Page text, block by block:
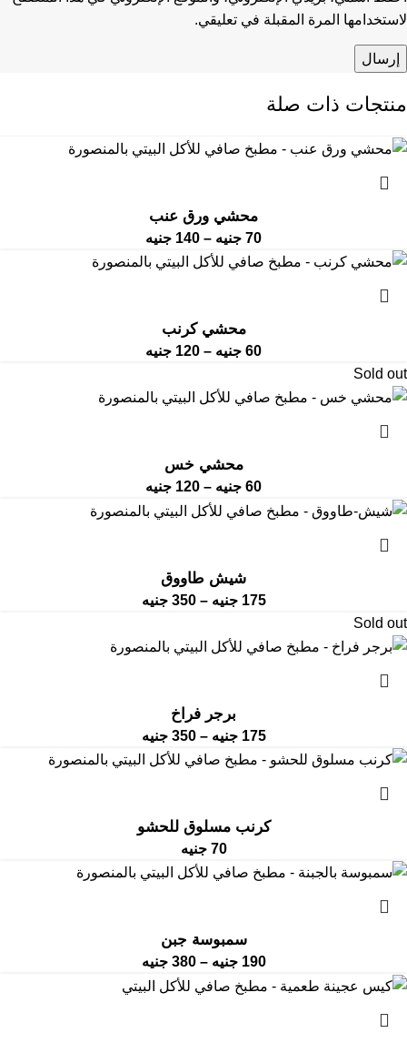
لاستخدامها المرة المقبلة في تعليقي.
منتجات ذات صلة
محشي ورق عنب
70 جنيه –
140 جنيه
محشي كرنب
60 جنيه –
120 جنيه
Sold out
محشي خس
60 جنيه –
120 جنيه
شيش طاووق
175 جنيه –
350 جنيه
Sold out
برجر فراخ
175 جنيه –
350 جنيه
كرنب مسلوق للحشو
70 جنيه
سمبوسة جبن
190 جنيه –
380 جنيه